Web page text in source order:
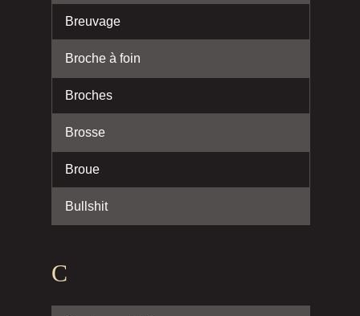
Breuvage
Broche à foin
Broches
Brosse
Broue
Bullshit
C